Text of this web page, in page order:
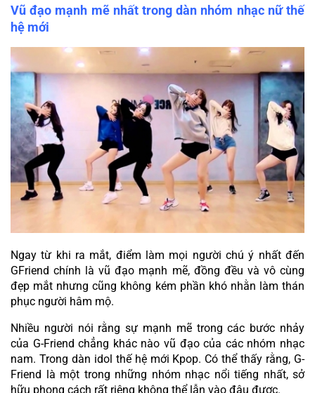
Vũ đạo mạnh mẽ nhất trong dàn nhóm nhạc nữ thế
hệ mới
Ngay từ khi ra mắt, điểm làm mọi người chú ý nhất đến
GFriend chính là vũ đạo mạnh mẽ, đồng đều và vô cùng
đẹp mắt nhưng cũng không kém phần khó nhằn làm thán
phục người hâm mộ.
Nhiều người nói rằng sự mạnh mẽ trong các bước nhảy
của G-Friend chẳng khác nào vũ đạo của các nhóm nhạc
nam. Trong dàn idol thế hệ mới Kpop. Có thể thấy rằng, G-
Friend là một trong những nhóm nhạc nổi tiếng nhất, sở
hữu phong cách rất riêng không thể lẫn vào đâu được.